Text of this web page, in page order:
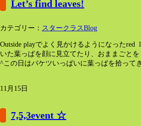
Let’s find leaves!
カテゴリー： スタークラスBlog
Outside playでよく見かけるようになったred
いた葉っぱを顔に見立てたり、おままごと
^この日はバケツいっぱいに葉っぱを拾っ
11月15日
7,5,3event ☆